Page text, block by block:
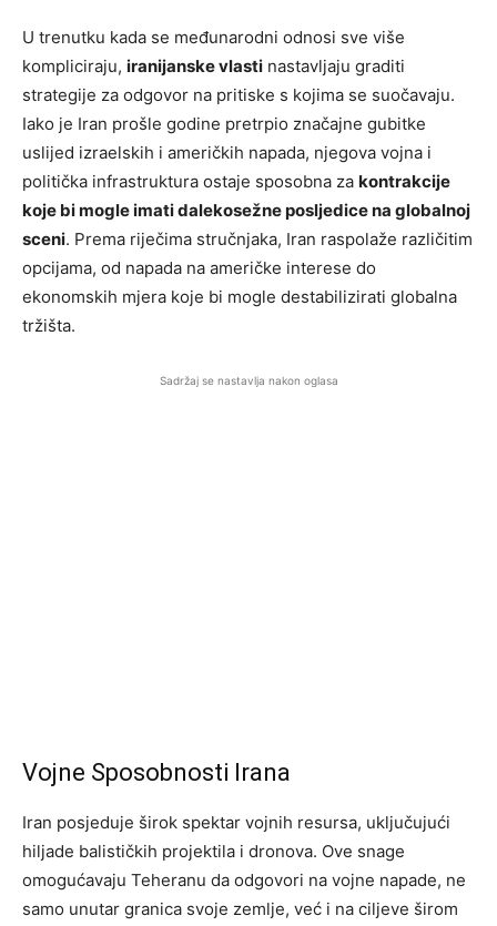
U trenutku kada se međunarodni odnosi sve više
kompliciraju, iranijanske vlasti nastavljaju graditi
strategije za odgovor na pritiske s kojima se suočavaju.
Iako je Iran prošle godine pretrpio značajne gubitke
uslijed izraelskih i američkih napada, njegova vojna i
politička infrastruktura ostaje sposobna za kontrakcije
koje bi mogle imati dalekosežne posljedice na globalnoj
sceni. Prema riječima stručnjaka, Iran raspolaže različitim
opcijama, od napada na američke interese do
ekonomskih mjera koje bi mogle destabilizirati globalna
tržišta.
Sadržaj se nastavlja nakon oglasa
Vojne Sposobnosti Irana
Iran posjeduje širok spektar vojnih resursa, uključujući
hiljade balističkih projektila i dronova. Ove snage
omogućavaju Teheranu da odgovori na vojne napade, ne
samo unutar granica svoje zemlje, već i na ciljeve širom